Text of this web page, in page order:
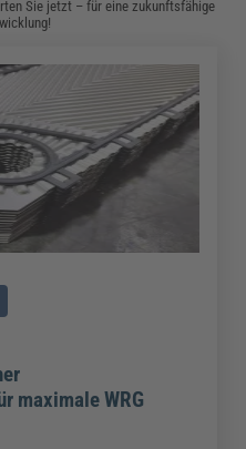
Sie jetzt – für eine zukunftsfähige
maximale WRG